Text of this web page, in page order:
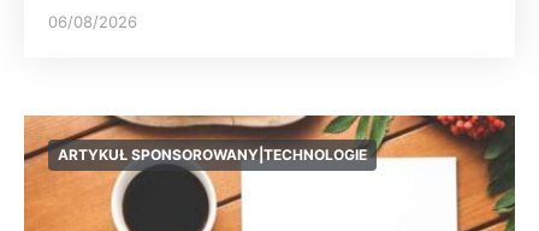
06/08/2026
ARTYKUŁ SPONSOROWANY|TECHNOLOGIE